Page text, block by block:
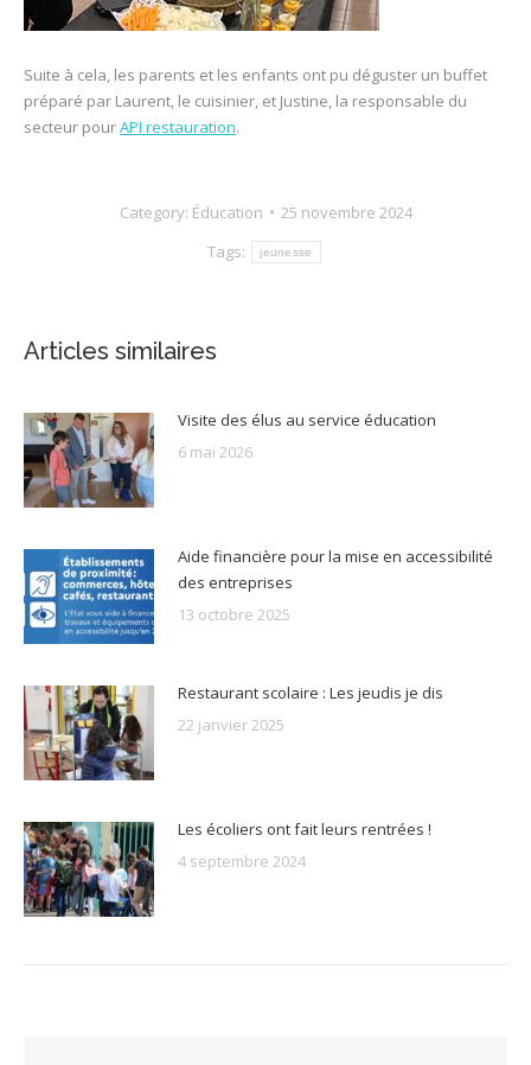
Suite à cela, les parents et les enfants ont pu déguster un buffet
préparé par Laurent, le cuisinier, et Justine, la responsable du
secteur pourAPI restauration.
Category: Éducation
25 novembre 2024
Tags:
jeunesse
Articles similaires
Visite des élus au service éducation
6 mai 2026
Aide financière pour la mise en accessibilité
des entreprises
13 octobre 2025
Restaurant scolaire : Les jeudis je dis
22 janvier 2025
Les écoliers ont fait leurs rentrées !
4 septembre 2024